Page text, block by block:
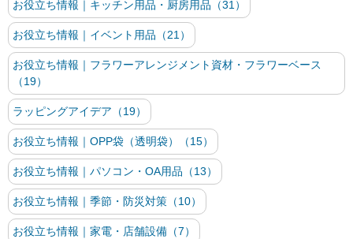
お役立ち情報｜キッチン用品・厨房用品（31）
お役立ち情報｜イベント用品（21）
お役立ち情報｜フラワーアレンジメント資材・フラワーベース
（19）
ラッピングアイデア（19）
お役立ち情報｜OPP袋（透明袋）（15）
お役立ち情報｜パソコン・OA用品（13）
お役立ち情報｜季節・防災対策（10）
お役立ち情報｜家電・店舗設備（7）